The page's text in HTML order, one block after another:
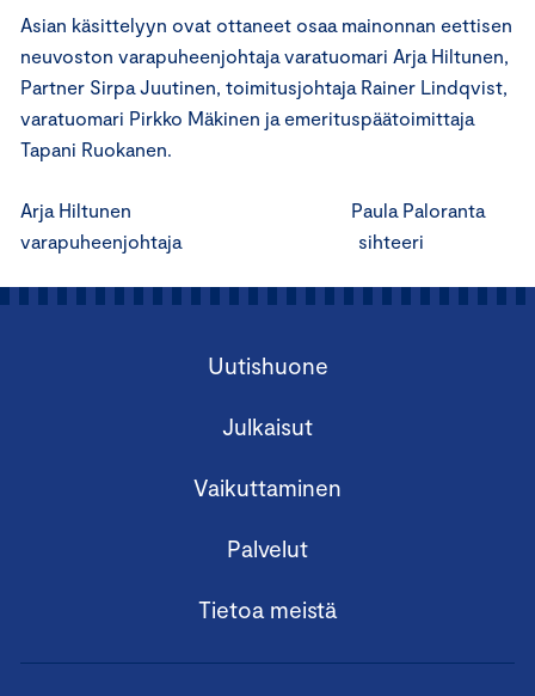
Asian käsittelyyn ovat ottaneet osaa mainonnan eettisen
neuvoston varapuheenjohtaja varatuomari Arja Hiltunen,
Partner Sirpa Juutinen, toimitusjohtaja Rainer Lindqvist,
varatuomari Pirkko Mäkinen ja emerituspäätoimittaja
Tapani Ruokanen.
Arja Hiltunen Paula Paloranta
varapuheenjohtaja sihteeri
Uutishuone
Julkaisut
Vaikuttaminen
Palvelut
Tietoa meistä